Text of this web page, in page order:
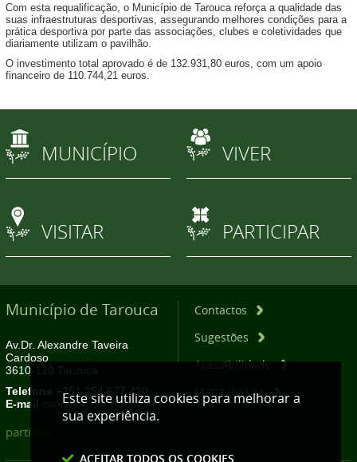
Com esta requalificação, o Município de Tarouca reforça a qualidade das
suas infraestruturas desportivas, assegurando melhores condições para a
prática desportiva por parte das associações, clubes e coletividades que
diariamente utilizam o pavilhão.
O investimento total aprovado é de 132.931,80 euros, com um apoio
financeiro de 110.744,21 euros.
MUNICÍPIO VIVER
VISITAR PARTICIPAR
Município de Tarouca
Av.Dr. Alexandre Taveira
Cardoso
3610-128 Tarouca
Telefone +351 254 677 420
E-mail
camara@cm-tarouca.pt
Contactos
Sugestões
Acessibilidade
Mapa do Site
partilhar
Este site utiliza cookies para melhorar a
sua experiência.
ACEITAR TODOS OS COOKIES